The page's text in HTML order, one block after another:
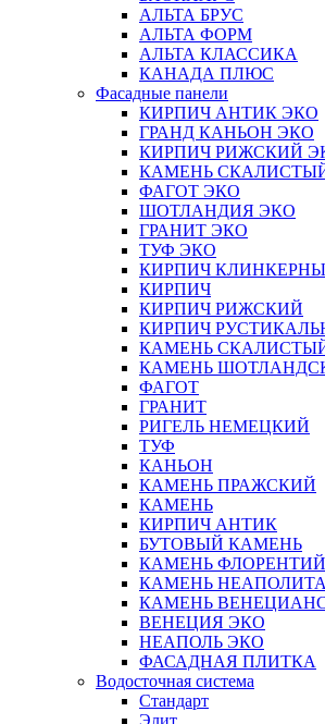
АЛЬТА БРУС
АЛЬТА ФОРМ
АЛЬТА КЛАССИКА
КАНАДА ПЛЮС
Фасадные панели
КИРПИЧ АНТИК ЭКО
ГРАНД КАНЬОН ЭКО
КИРПИЧ РИЖСКИЙ
КАМЕНЬ
ФАГОТ ЭКО
ШОТЛАНДИЯ ЭКО
ГРАНИТ ЭКО
ТУФ ЭКО
КИРПИЧ
КИРПИЧ
КИРПИЧ РИЖСКИЙ
КИРПИЧ
КАМЕНЬ
КАМЕНЬ
ФАГОТ
ГРАНИТ
РИГЕЛЬ НЕМЕЦКИЙ
ТУФ
КАНЬОН
КАМЕНЬ ПРАЖСКИЙ
КАМЕНЬ
КИРПИЧ АНТИК
БУТОВЫЙ КАМЕНЬ
КАМЕНЬ
КАМЕНЬ
КАМЕНЬ
ВЕНЕЦИЯ ЭКО
НЕАПОЛЬ ЭКО
ФАСАДНАЯ ПЛИТКА
Водосточная система
Стандарт
Элит